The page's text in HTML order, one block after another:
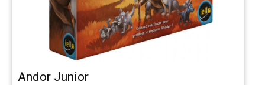
Andor Junior